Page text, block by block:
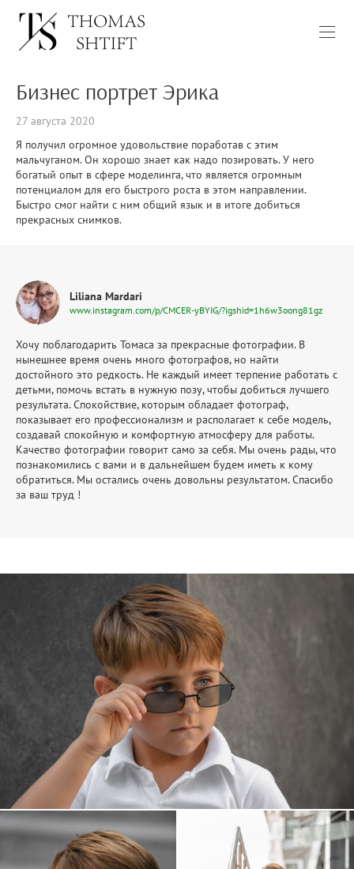
Бизнес портрет Эрика
27 августа 2020
Я получил огромное удовольствие поработав с этим
мальчуганом. Он хорошо знает как надо позировать. У него
богатый опыт в сфере моделинга, что является огромным
потенциалом для его быстрого роста в этом направлении.
Быстро смог найти с ним общий язык и в итоге добиться
прекрасных снимков.
Liliana Mardari
www.instagram.com/p/CMCER-yBYIG/?igshid=1h6w3oong81gz
Хочу поблагодарить Томаса за прекрасные фотографии. В
нынешнее время очень много фотографов, но найти
достойного это редкость. Не каждый имеет терпение работать с
детьми, помочь встать в нужную позу, чтобы добиться лучшего
результата. Спокойствие, которым обладает фотограф,
показывает его профессионализм и располагает к себе модель,
создавай спокойную и комфортную атмосферу для работы.
Качество фотографии говорит само за себя. Мы очень рады, что
познакомились с вами и в дальнейшем будем иметь к кому
обратиться. Мы остались очень довольны результатом. Спасибо
за ваш труд !